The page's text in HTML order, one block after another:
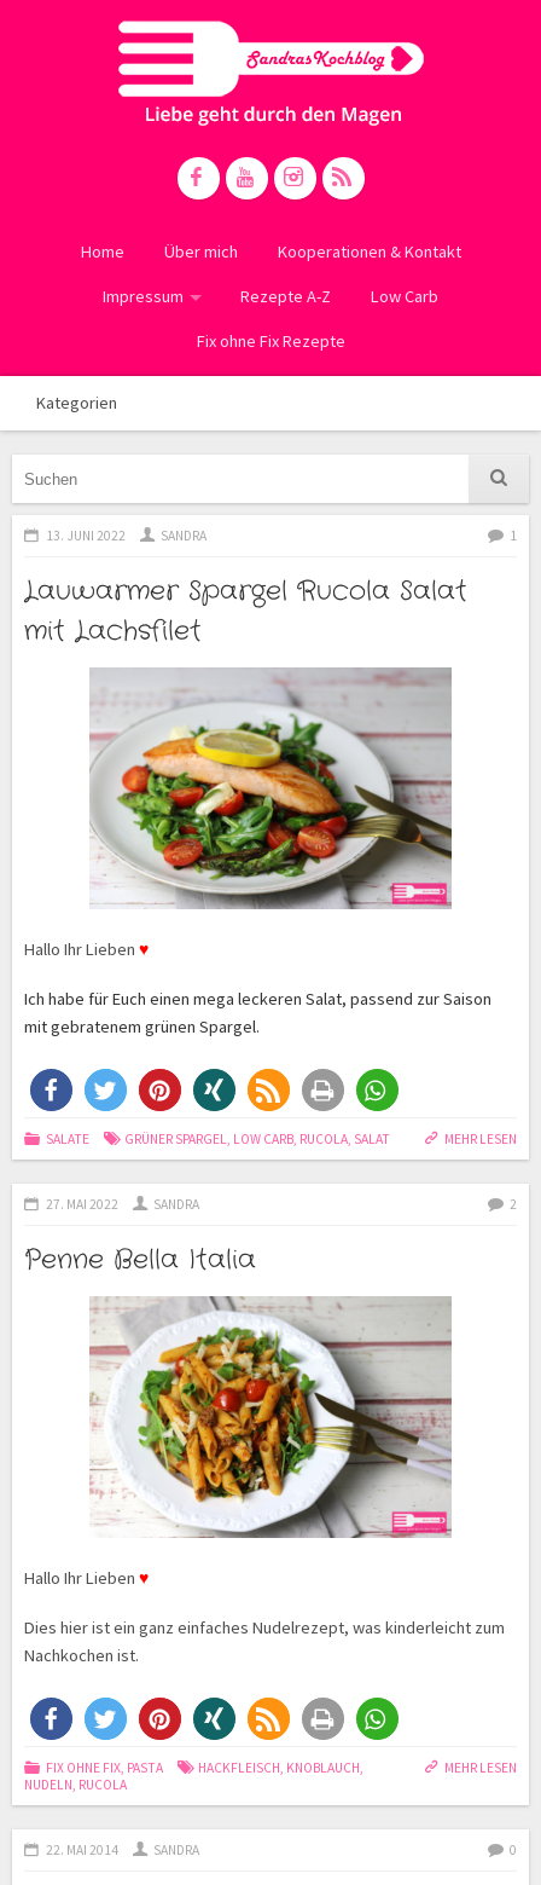
Home Über mich Kooperationen & Kontakt
Impressum Rezepte A-Z Low Carb
Fix ohne Fix Rezepte
Kategorien
13. JUNI 2022 SANDRA 1
Lauwarmer Spargel Rucola Salat
mit Lachsfilet
Hallo Ihr Lieben ♥
Ich habe für Euch einen mega leckeren Salat, passend zur Saison
mit gebratenem grünen Spargel.
MEHR LESEN
SALATE GRÜNER SPARGEL, LOW CARB, RUCOLA, SALAT
27. MAI 2022 SANDRA 2
Penne Bella Italia
Hallo Ihr Lieben ♥
Dies hier ist ein ganz einfaches Nudelrezept, was kinderleicht zum
Nachkochen ist.
MEHR LESEN
FIX OHNE FIX, PASTA HACKFLEISCH, KNOBLAUCH,
NUDELN, RUCOLA
22. MAI 2014 SANDRA 0